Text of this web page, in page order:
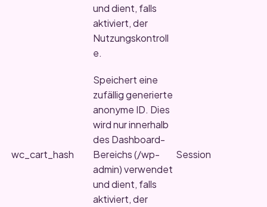
und dient, falls
aktiviert, der
Nutzungskontroll
e.
wc_cart_hash
Speichert eine
zufällig generierte
anonyme ID. Dies
wird nur innerhalb
des Dashboard-
Bereichs (/wp-
admin) verwendet
und dient, falls
aktiviert, der
Session